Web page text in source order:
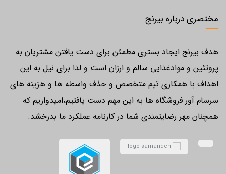
مختصری درباره بیرنج
هدف بیرنج ایجاد بستری مطمئن برای دست یافتن مشتریان به
پروتئین و موادغذایی سالم و ارزان است و لذا برای نیل به این
اهداف با همکاری تیم متخصص و حذف واسطه ها و هزینه های
سرسام آور فروشگاه ها به این مهم دست یافتیم،امیدواریم که
همچنان مهر رضایتمندی شما در کارنامه عملکرد ما بدرخشد.